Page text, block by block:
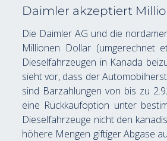
Daimler akzeptiert
Die Daimler AG und die
Millionen Dollar (umgerechnet
Dieselfahrzeugen in Kanada
sieht vor, dass der
sind Barzahlungen von bis zu
eine Rückkaufoption unter
Dieselfahrzeuge nicht den
höhere Mengen giftiger Abgase